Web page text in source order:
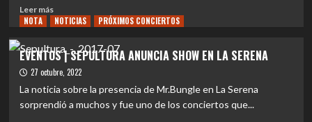
cambia
de
y
sistema
de
ventas
Leer másLeer
más
EVENTOS
|
La
fuerza
de
NOTA NOTICIAS PRÓXIMOS CONCIERTOS
EVENTOS | SEPULTURA ANUNCIA SHOW EN LA SERENA
27 octubre, 2022
La noticia sobre la presencia de Mr.Bungle en La Serena
sorprendió a muchos y fue uno de los conciertos que...